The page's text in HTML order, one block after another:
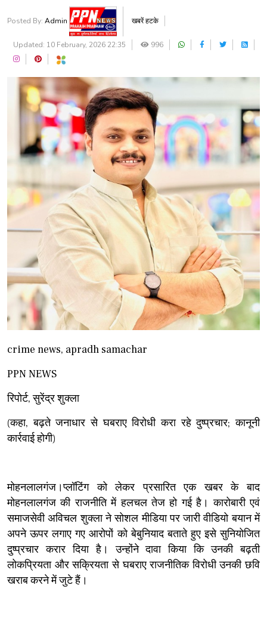
Posted By: Admin खबरें हटके
Updated: 10 February, 2026 22:35 996
crime news, apradh samachar
PPN NEWS
रिपोर्ट, सुरेंद्र शुक्ला
(कहा, बढ़ते जनाधार से घबराए विरोधी करा रहे दुष्प्रचार; कानूनी
कार्रवाई होगी)
मोहनलालगंज।प्लॉटिंग को लेकर प्रसारित एक खबर के बाद
मोहनलालगंज की राजनीति में हलचल तेज हो गई है। कारोबारी एवं
समाजसेवी अविचल शुक्ला ने सोशल मीडिया पर जारी वीडियो बयान में
अपने ऊपर लगाए गए आरोपों को बेबुनियाद बताते हुए इसे सुनियोजित
दुष्प्रचार करार दिया है। उन्होंने दावा किया कि उनकी बढ़ती
लोकप्रियता और सक्रियता से घबराए राजनीतिक विरोधी उनकी छवि
खराब करने में जुटे हैं।